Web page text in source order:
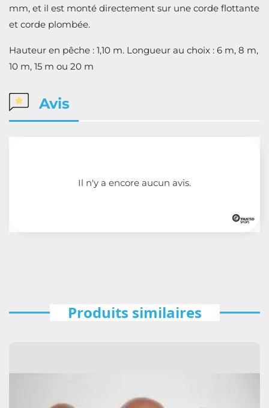
mm, et il est monté directement sur une corde flottante
et corde plombée.
Hauteur en pêche : 1,10 m. Longueur au choix : 6 m, 8 m,
10 m, 15 m ou 20 m
Avis
Il n'y a encore aucun avis.
Produits similaires